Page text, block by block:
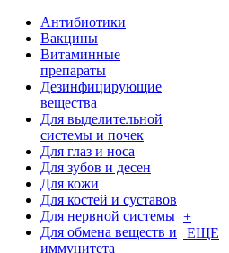
Антибиотики
Вакцины
Витаминные
препараты
Дезинфицирующие
вещества
Для выделительной
системы и почек
Для глаз и носа
Для зубов и десен
Для кожи
Для костей и суставов
Для нервной системы
Для обмена веществ и
иммунитета
+
ЕЩЕ